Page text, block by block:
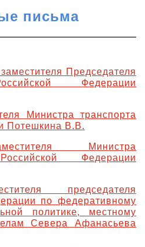
письма
Председателя
Федерации
Министра транспорта
Потешкина В.В.
Министра
Федерации
председателя
по федеративному
политике, местному
Севера Афанасьева